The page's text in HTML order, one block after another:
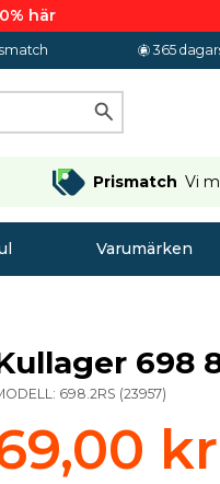
här
365
Prismatch Vi
Varumärken
698
698.2RS (23957)
kr